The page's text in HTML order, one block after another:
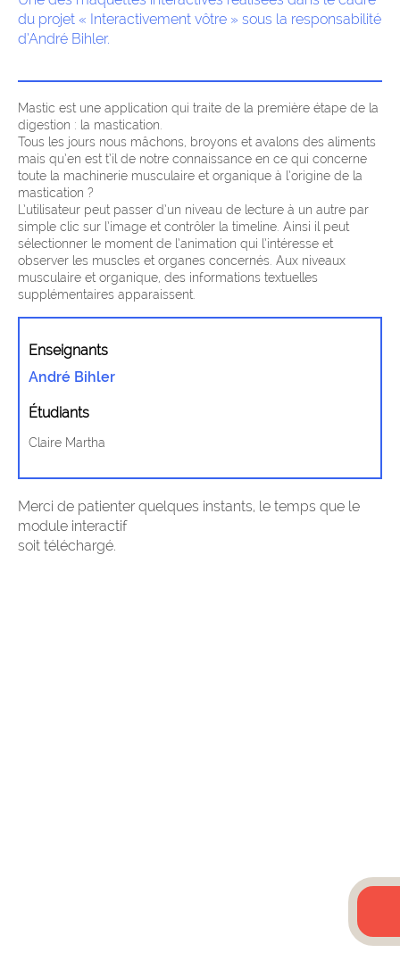
du projet « Interactivement vôtre » sous la responsabilité
d’André Bihler.
Mastic est une application qui traite de la première étape de la
digestion : la mastication.
Tous les jours nous mâchons, broyons et avalons des aliments
mais qu’en est t’il de notre connaissance en ce qui concerne
toute la machinerie musculaire et organique à l’origine de la
mastication ?
L’utilisateur peut passer d’un niveau de lecture à un autre par
simple clic sur l’image et contrôler la timeline. Ainsi il peut
sélectionner le moment de l’animation qui l’intéresse et
observer les muscles et organes concernés. Aux niveaux
musculaire et organique, des informations textuelles
supplémentaires apparaissent.
Enseignants
André Bihler
Étudiants
Claire Martha
Merci de patienter quelques instants, le temps que le
module interactif
soit téléchargé.